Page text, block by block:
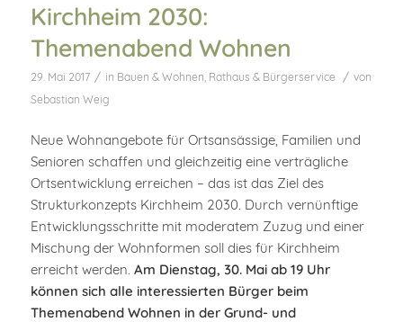
Kirchheim 2030:
Themenabend Wohnen
29. Mai 2017 / in Bauen & Wohnen, Rathaus & Bürgerservice / von
Sebastian Weig
Neue Wohnangebote für Ortsansässige, Familien und
Senioren schaffen und gleichzeitig eine verträgliche
Ortsentwicklung erreichen – das ist das Ziel des
Strukturkonzepts Kirchheim 2030. Durch vernünftige
Entwicklungsschritte mit moderatem Zuzug und einer
Mischung der Wohnformen soll dies für Kirchheim
erreicht werden. Am Dienstag, 30. Mai ab 19 Uhr
können sich alle interessierten Bürger beim
Themenabend Wohnen in der Grund- und